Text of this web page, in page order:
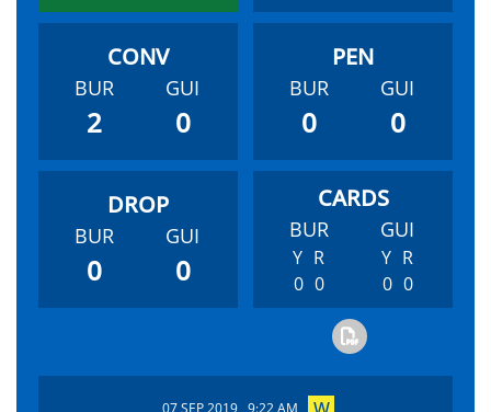
BUR GUI
2 0
BUR GUI
0 0
BUR GUI
0 0
BUR GUI
Y R
0 0
Y R
0 0
07 SEP 2019 , 9:22 AM